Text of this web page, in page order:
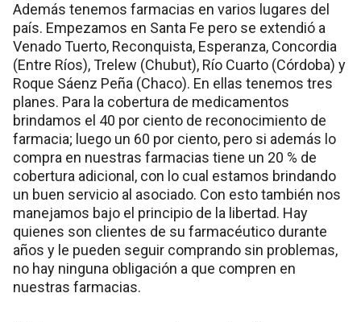
Además tenemos farmacias en varios lugares del
país. Empezamos en Santa Fe pero se extendió a
Venado Tuerto, Reconquista, Esperanza, Concordia
(Entre Ríos), Trelew (Chubut), Río Cuarto (Córdoba) y
Roque Sáenz Peña (Chaco). En ellas tenemos tres
planes. Para la cobertura de medicamentos
brindamos el 40 por ciento de reconocimiento de
farmacia; luego un 60 por ciento, pero si además lo
compra en nuestras farmacias tiene un 20 % de
cobertura adicional, con lo cual estamos brindando
un buen servicio al asociado. Con esto también nos
manejamos bajo el principio de la libertad. Hay
quienes son clientes de su farmacéutico durante
años y le pueden seguir comprando sin problemas,
no hay ninguna obligación a que compren en
nuestras farmacias.